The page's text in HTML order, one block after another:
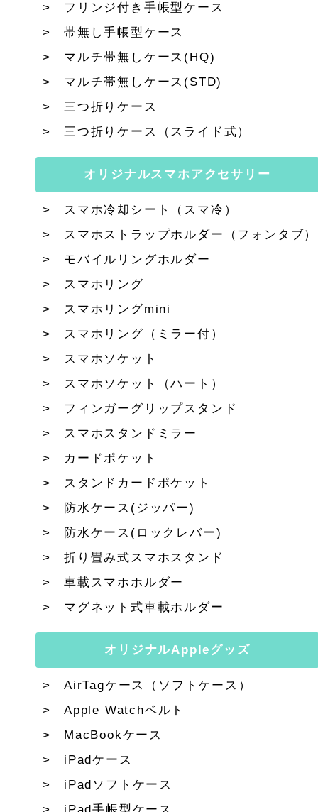
フリンジ付き手帳型ケース
帯無し手帳型ケース
マルチ帯無しケース(HQ)
マルチ帯無しケース(STD)
三つ折りケース
三つ折りケース（スライド式）
オリジナルスマホアクセサリー
スマホ冷却シート（スマ冷）
スマホストラップホルダー（フォンタブ）
モバイルリングホルダー
スマホリング
スマホリングmini
スマホリング（ミラー付）
スマホソケット
スマホソケット（ハート）
フィンガーグリップスタンド
スマホスタンドミラー
カードポケット
スタンドカードポケット
防水ケース(ジッパー)
防水ケース(ロックレバー)
折り畳み式スマホスタンド
車載スマホホルダー
マグネット式車載ホルダー
オリジナルAppleグッズ
AirTagケース（ソフトケース）
Apple Watchベルト
MacBookケース
iPadケース
iPadソフトケース